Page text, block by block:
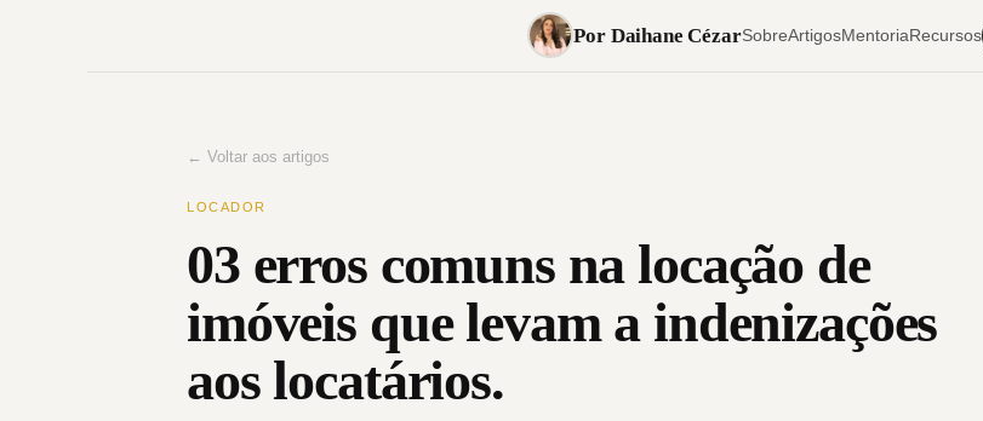
Por Daihane CézarSobreArtigosMentoriaRecursos
← Voltar aos artigos
LOCADOR
03 erros comuns na locação de
imóveis que levam a indenizações
aos locatários.